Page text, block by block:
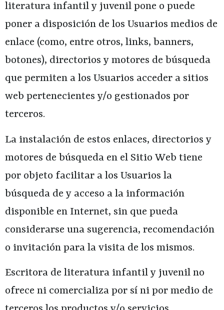
literatura infantil y juvenil pone o puede
poner a disposición de los Usuarios medios de
enlace (como, entre otros, links, banners,
botones), directorios y motores de búsqueda
que permiten a los Usuarios acceder a sitios
web pertenecientes y/o gestionados por
terceros.
La instalación de estos enlaces, directorios y
motores de búsqueda en el Sitio Web tiene
por objeto facilitar a los Usuarios la
búsqueda de y acceso a la información
disponible en Internet, sin que pueda
considerarse una sugerencia, recomendación
o invitación para la visita de los mismos.
Escritora de literatura infantil y juvenil no
ofrece ni comercializa por sí ni por medio de